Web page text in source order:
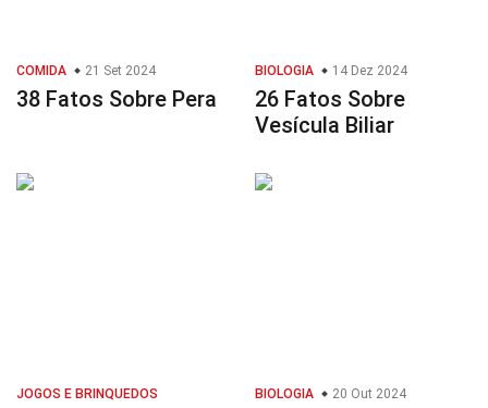
COMIDA 21 Set 2024
38 Fatos Sobre Pera
BIOLOGIA 14 Dez 2024
26 Fatos Sobre
Vesícula Biliar
JOGOS E BRINQUEDOS
BIOLOGIA 20 Out 2024